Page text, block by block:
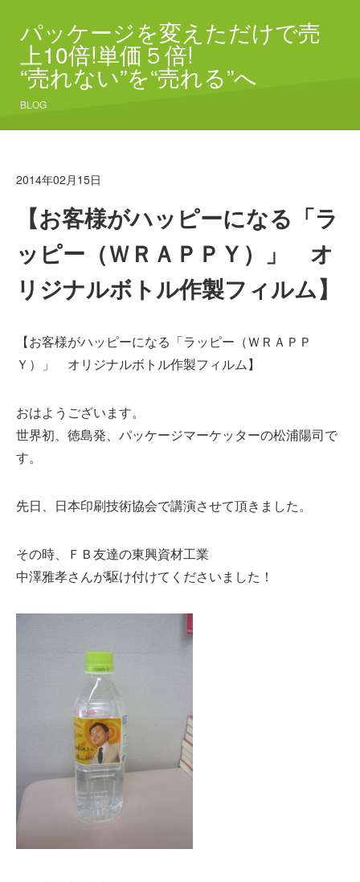
パッケージを変えただけで売
上10倍!単価５倍!
“売れない”を“売れる”へ
BLOG
2014年02月15日
【お客様がハッピーになる「ラ
ッピー（ＷＲＡＰＰＹ）」 オ
リジナルボトル作製フィルム】
【お客様がハッピーになる「ラッピー（ＷＲＡＰＰ
Ｙ）」 オリジナルボトル作製フィルム】
おはようございます。
世界初、徳島発、パッケージマーケッターの松浦陽司で
す。
先日、日本印刷技術協会で講演させて頂きました。
その時、ＦＢ友達の東興資材工業
中澤雅孝さんが駆け付けてくださいました！